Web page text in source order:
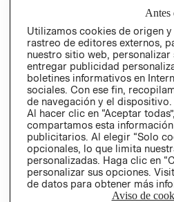
Ecuador ($)
CAMBIAR REGIÓN
Antes
Utilizamos cookies de origen
rastreo de editores externos,
nuestro sitio web,
entregar publicidad
boletines informativos en
sociales. Con ese fin,
de navegación y el dispositivo.
Al hacer clic en “Aceptar
compartamos esta
publicitarios. Al elegir “Solo
opcionales, lo que limita
personalizadas. Haga clic en
personalizar sus opciones.
de datos para obtener más
Aviso de